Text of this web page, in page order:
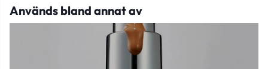
Används bland annat av